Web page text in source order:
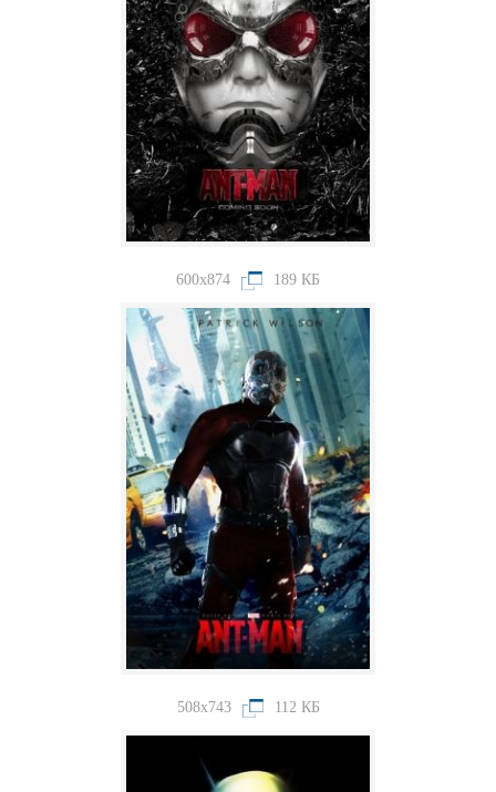
600x874 189 КБ
508x743 112 КБ